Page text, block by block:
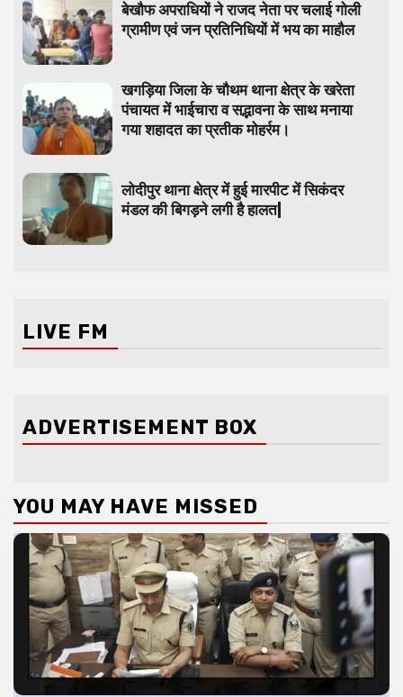
बेखौफ अपराधियों ने राजद नेता पर चलाई गोली
ग्रामीण एवं जन प्रतिनिधियों में भय का माहौल
खगड़िया जिला के चौथम थाना क्षेत्र के खरेता
पंचायत में भाईचारा व सद्भावना के साथ मनाया
गया शहादत का प्रतीक मोहर्रम।
लोदीपुर थाना क्षेत्र में हुई मारपीट में सिकंदर
मंडल की बिगड़ने लगी है हालत|
LIVE FM
ADVERTISEMENT BOX
YOU MAY HAVE MISSED